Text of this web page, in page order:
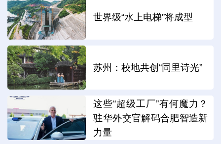
世界级“水上电梯”将成型
苏州：校地共创“同里诗光”
这些“超级工厂”有何魔力？
驻华外交官解码合肥智造新
力量